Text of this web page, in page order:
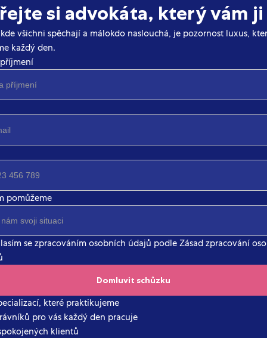
si advokáta, který vám ji
kde všichni spěchají a málokdo naslouchá, je pozornost luxus,
každý den.
pomůžeme
se zpracováním osobních údajů podle Zásad zpracování
které praktikujeme
pro vás každý den pracuje
klientů